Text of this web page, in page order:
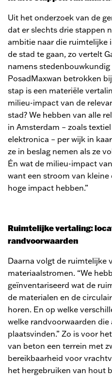
Uit het onderzoek van de
dat er slechts drie stappen
ambitie naar die ruimtelijke
de stad te gaan, zo vertelt
namens
PosadMaxwan betrokken
stap is een materiële
milieu-impact van de
stad? We hebben van alle
in Amsterdam – zoals
elektronica – per wijk in
ze in beslag nemen als ze
Én wat de milieu-impact
want een stroom van kleine
hoge impact hebben.”
Ruimtelijke vertaling:
randvoorwaarden
Daarna volgt de ruimtelijke
materiaalstromen. “We
geïnventariseerd wat de
de materialen en de
horen. En op welke
welke randvoorwaarden
plaatsvinden.” Zo is voor
van beton een terrein met
bereikbaarheid voor
het hergebruiken van hout